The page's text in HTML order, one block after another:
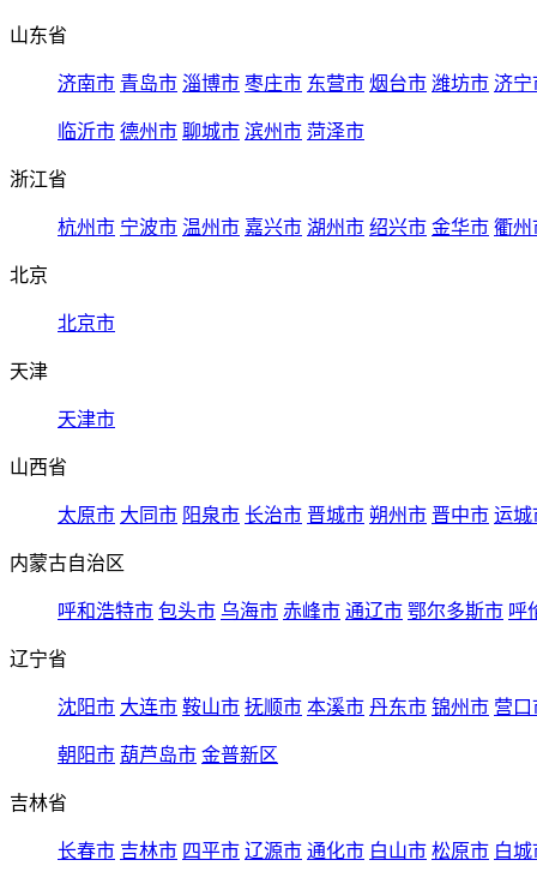
山东省
济南市 青岛市 淄博市 枣庄市 东营市 烟台市 潍坊市 济宁
临沂市 德州市 聊城市 滨州市 菏泽市
浙江省
杭州市 宁波市 温州市 嘉兴市 湖州市 绍兴市 金华市 衢州
北京
北京市
天津
天津市
山西省
太原市 大同市 阳泉市 长治市 晋城市 朔州市 晋中市 运城
内蒙古自治区
呼和浩特市 包头市 乌海市 赤峰市 通辽市 鄂尔多斯市 呼
辽宁省
沈阳市 大连市 鞍山市 抚顺市 本溪市 丹东市 锦州市 营口
朝阳市 葫芦岛市 金普新区
吉林省
长春市 吉林市 四平市 辽源市 通化市 白山市 松原市 白城